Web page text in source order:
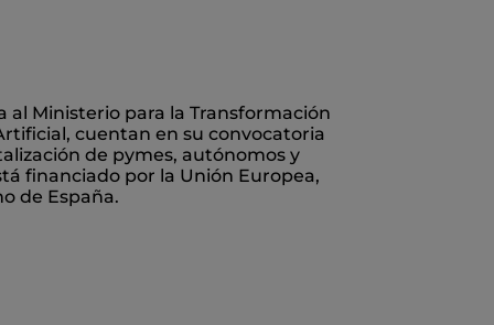
al Ministerio para la Transformación
cuentan en su convocatoria
de pymes, autónomos y
financiado por la Unión Europea,
de España.